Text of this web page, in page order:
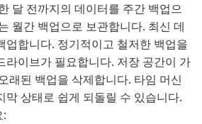
달 전까지의 데이터를 주간 백업으
월간 백업으로 보관합니다. 최신 데
업합니다. 정기적이고 철저한 백업을
라이브가 필요합니다. 저장 공간이 가
래된 백업을 삭제합니다. 타임 머신
막 상태로 쉽게 되돌릴 수 있습니다.
: